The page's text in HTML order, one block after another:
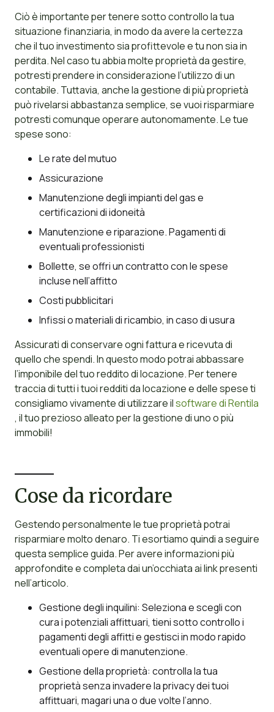
Ciò è importante per tenere sotto controllo la tua
situazione finanziaria, in modo da avere la certezza
che il tuo investimento sia profittevole e tu non sia in
perdita. Nel caso tu abbia molte proprietà da gestire,
potresti prendere in considerazione l’utilizzo di un
contabile. Tuttavia, anche la gestione di più proprietà
può rivelarsi abbastanza semplice, se vuoi risparmiare
potresti comunque operare autonomamente. Le tue
spese sono:
Le rate del mutuo
Assicurazione
Manutenzione degli impianti del gas e
certificazioni di idoneità
Manutenzione e riparazione. Pagamenti di
eventuali professionisti
Bollette, se offri un contratto con le spese
incluse nell’affitto
Costi pubblicitari
Infissi o materiali di ricambio, in caso di usura
Assicurati di conservare ogni fattura e ricevuta di
quello che spendi. In questo modo potrai abbassare
l’imponibile del tuo reddito di locazione. Per tenere
traccia di tutti i tuoi redditi da locazione e delle spese ti
consigliamo vivamente di utilizzare ilsoftware di Rentila
, il tuo prezioso alleato per la gestione di uno o più
immobili!
Cose da ricordare
Gestendo personalmente le tue proprietà potrai
risparmiare molto denaro. Ti esortiamo quindi a seguire
questa semplice guida. Per avere informazioni più
approfondite e completa dai un’occhiata ai link presenti
nell’articolo.
Gestione degli inquilini: Seleziona e scegli con
cura i potenziali affittuari, tieni sotto controllo i
pagamenti degli affitti e gestisci in modo rapido
eventuali opere di manutenzione.
Gestione della proprietà: controlla la tua
proprietà senza invadere la privacy dei tuoi
affittuari, magari una o due volte l’anno.